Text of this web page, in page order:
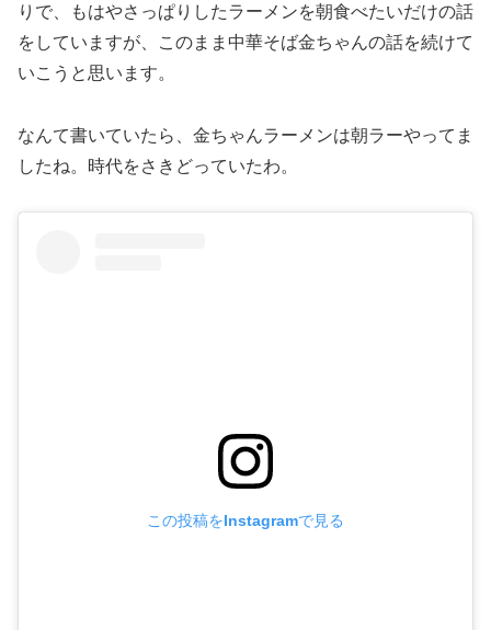
りで、もはやさっぱりしたラーメンを朝食べたいだけの話
をしていますが、このまま中華そば金ちゃんの話を続けて
いこうと思います。
なんて書いていたら、金ちゃんラーメンは朝ラーやってま
したね。時代をさきどっていたわ。
この投稿をInstagramで見る